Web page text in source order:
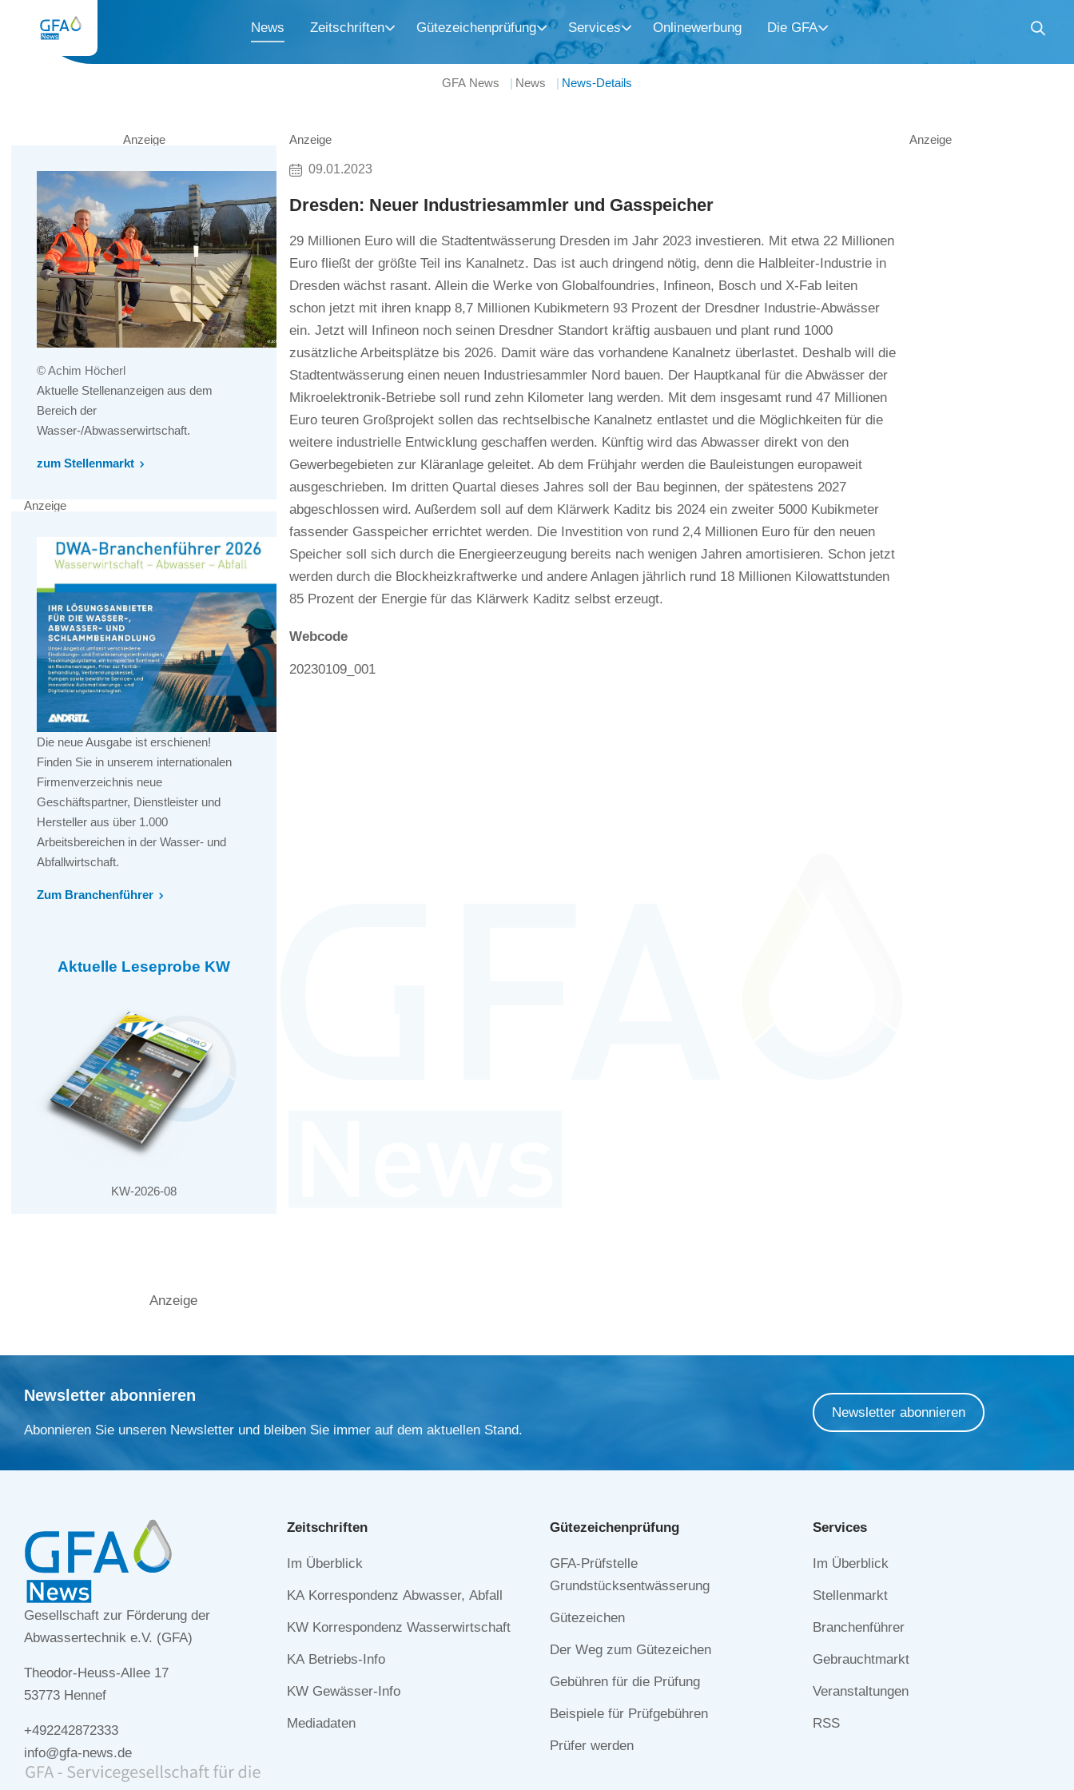
News Zeitschriften Gütezeichenprüfung Services Onlinewerbung Die GFA
GFA News News News-Details
Anzeige
09.01.2023
Dresden: Neuer Industriesammler und Gasspeicher
29 Millionen Euro will die Stadtentwässerung Dresden im Jahr 2023 investieren. Mit etwa 22 Millionen
Euro fließt der größte Teil ins Kanalnetz. Das ist auch dringend nötig, denn die Halbleiter-Industrie in
Dresden wächst rasant. Allein die Werke von Globalfoundries, Infineon, Bosch und X-Fab leiten
schon jetzt mit ihren knapp 8,7 Millionen Kubikmetern 93 Prozent der Dresdner Industrie-Abwässer
ein. Jetzt will Infineon noch seinen Dresdner Standort kräftig ausbauen und plant rund 1000
zusätzliche Arbeitsplätze bis 2026. Damit wäre das vorhandene Kanalnetz überlastet. Deshalb will die
Stadtentwässerung einen neuen Industriesammler Nord bauen. Der Hauptkanal für die Abwässer der
Mikroelektronik-Betriebe soll rund zehn Kilometer lang werden. Mit dem insgesamt rund 47 Millionen
Euro teuren Großprojekt sollen das rechtselbische Kanalnetz entlastet und die Möglichkeiten für die
weitere industrielle Entwicklung geschaffen werden. Künftig wird das Abwasser direkt von den
Gewerbegebieten zur Kläranlage geleitet. Ab dem Frühjahr werden die Bauleistungen europaweit
ausgeschrieben. Im dritten Quartal dieses Jahres soll der Bau beginnen, der spätestens 2027
abgeschlossen wird. Außerdem soll auf dem Klärwerk Kaditz bis 2024 ein zweiter 5000 Kubikmeter
fassender Gasspeicher errichtet werden. Die Investition von rund 2,4 Millionen Euro für den neuen
Speicher soll sich durch die Energieerzeugung bereits nach wenigen Jahren amortisieren. Schon jetzt
werden durch die Blockheizkraftwerke und andere Anlagen jährlich rund 18 Millionen Kilowattstunden
85 Prozent der Energie für das Klärwerk Kaditz selbst erzeugt.
Webcode
20230109_001
Anzeige
© Achim Höcherl
Aktuelle Stellenanzeigen aus dem
Bereich der
Wasser-/Abwasserwirtschaft.
zum Stellenmarkt
Anzeige
Die neue Ausgabe ist erschienen!
Finden Sie in unserem internationalen
Firmenverzeichnis neue
Geschäftspartner, Dienstleister und
Hersteller aus über 1.000
Arbeitsbereichen in der Wasser- und
Abfallwirtschaft.
Zum Branchenführer
Aktuelle Leseprobe KW
KW-2026-08
Anzeige
Anzeige
Newsletter abonnieren
Abonnieren Sie unseren Newsletter und bleiben Sie immer auf dem aktuellen Stand.
Newsletter abonnieren
Gesellschaft zur Förderung der
Abwassertechnik e.V. (GFA)
Theodor-Heuss-Allee 17
53773 Hennef
+492242872333
info@gfa-news.de
Zeitschriften
Navigation
Im Überblick
KA Korrespondenz Abwasser, Abfall
KW Korrespondenz Wasserwirtschaft
KA Betriebs-Info
KW Gewässer-Info
Mediadaten
Gütezeichen­prüfung
Navigation
überspringen
GFA-Prüfstelle
Grundstücksentwässerung
Gütezeichen
Der Weg zum Gütezeichen
Gebühren für die Prüfung
Beispiele für Prüfgebühren
Prüfer werden
Services
Navigation
Im Überblick
Stellenmarkt
Branchenführer
Gebrauchtmarkt
Veranstaltungen
RSS